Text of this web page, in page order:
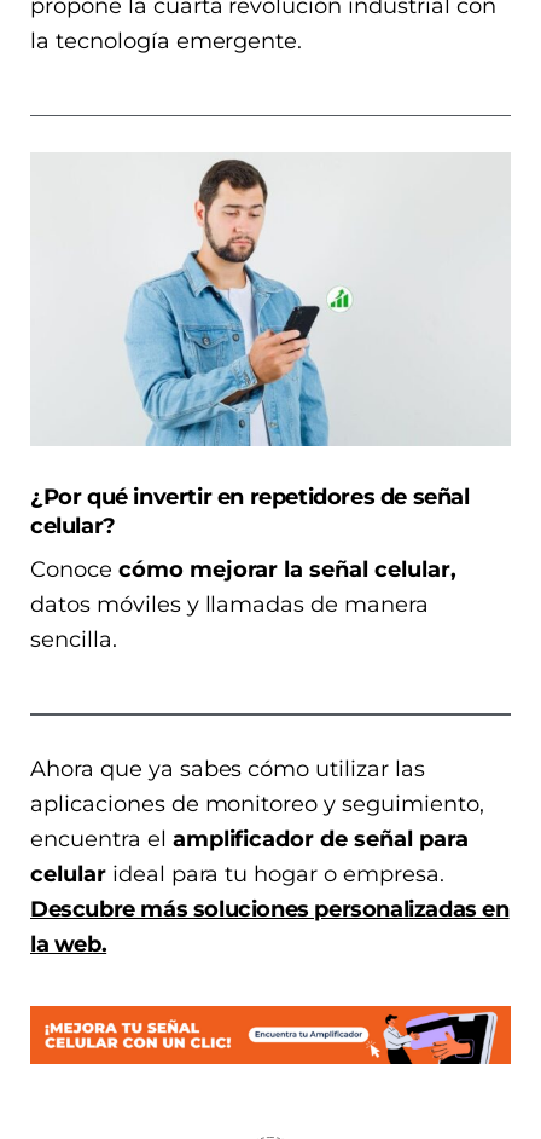
propone la cuarta revolución industrial con
la tecnología emergente.
¿Por qué invertir en repetidores de señal
celular?
Conoce cómo mejorar la señal celular,
datos móviles y llamadas de manera
sencilla.
Ahora que ya sabes cómo utilizar las
aplicaciones de monitoreo y seguimiento,
encuentra el amplificador de señal para
celularideal para tu hogar o empresa.
Descubre más soluciones personalizadas en
la web.